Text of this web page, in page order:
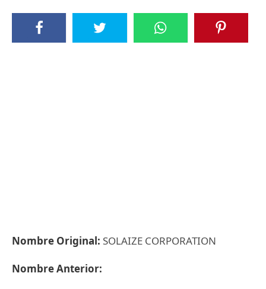
Nombre Original: SOLAIZE CORPORATION
Nombre Anterior: